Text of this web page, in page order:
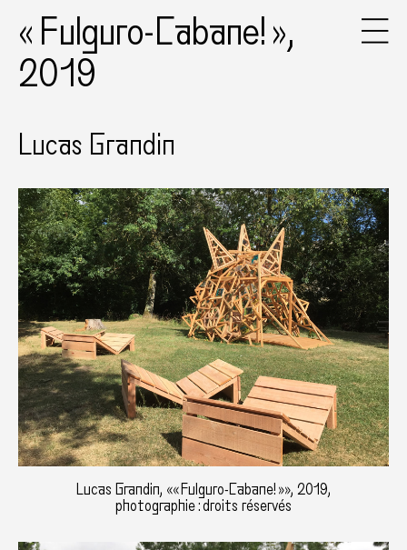
« Fulguro-Cabane! »,
2019
Lucas Grandin
Lucas Grandin, «« Fulguro-Cabane! »», 2019,
photographie : droits réservés